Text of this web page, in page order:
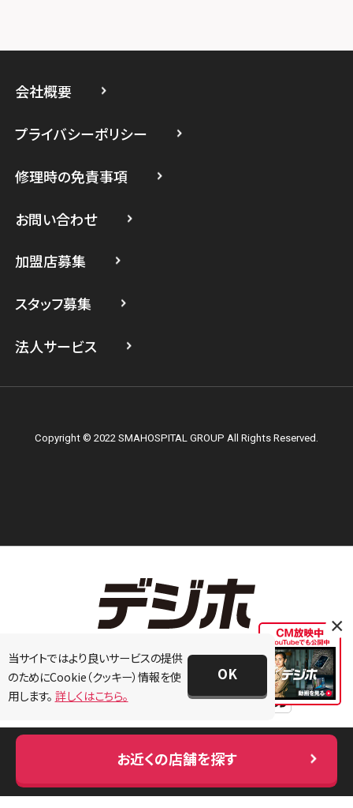
スマホスピタル たまプラーザ駅前
スマホスピタル 登戸・向ヶ丘遊園
スマホスピタル 武蔵小杉
スマホスピタル テルル上大岡
会社概要
プライバシーポリシー
修理時の免責事項
お問い合わせ
加盟店募集
スタッフ募集
法人サービス
Copyright © 2022 SMAHOSPITAL GROUP All Rights Reserved.
お近くの店舗を探す
×
当サイトではより良いサービスの提供
のためにCookie（クッキー）情報を使
用します。 詳しくはこちら。
OK